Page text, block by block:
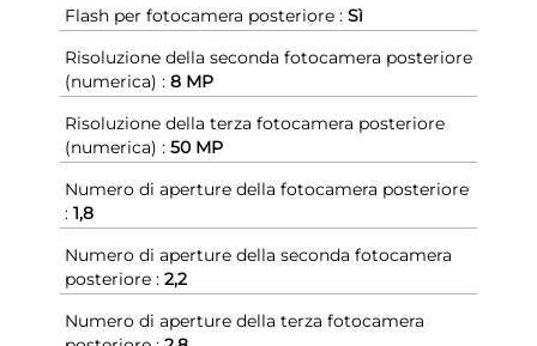
Flash per fotocamera posteriore : Sì
Risoluzione della seconda fotocamera posteriore
(numerica) : 8 MP
Risoluzione della terza fotocamera posteriore
(numerica) : 50 MP
Numero di aperture della fotocamera posteriore
: 1,8
Numero di aperture della seconda fotocamera
posteriore : 2,2
Numero di aperture della terza fotocamera